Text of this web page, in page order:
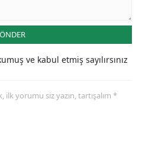
ve kabul etmiş sayılırsınız
yorumu siz yazın, tartışalım *